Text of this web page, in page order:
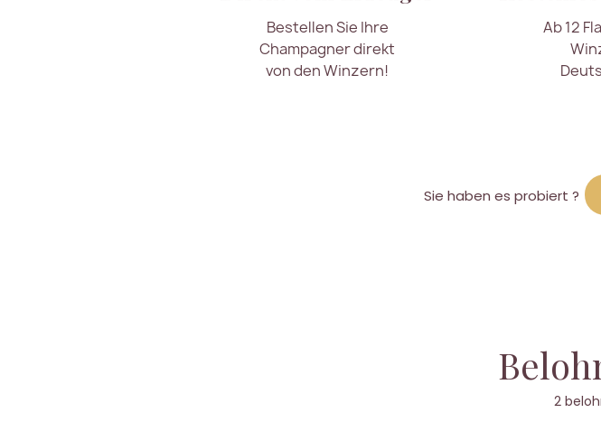
Bestellen Sie Ihre
Champagner direkt
von den Winzern!
Ab 12
Sie haben es probiert ?
2